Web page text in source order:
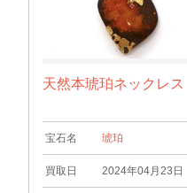
天然本琥珀ネックレス
宝石名 琥珀
買取日 2024年04月23日